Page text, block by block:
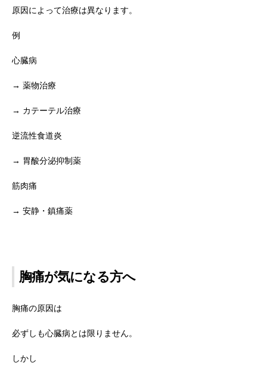
原因によって治療は異なります。
例
心臓病
→ 薬物治療
→ カテーテル治療
逆流性食道炎
→ 胃酸分泌抑制薬
筋肉痛
→ 安静・鎮痛薬
胸痛が気になる方へ
胸痛の原因は
必ずしも心臓病とは限りません。
しかし